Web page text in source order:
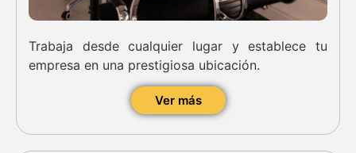
Trabaja desde cualquier lugar y establece tu
empresa en una prestigiosa ubicación.
Ver más